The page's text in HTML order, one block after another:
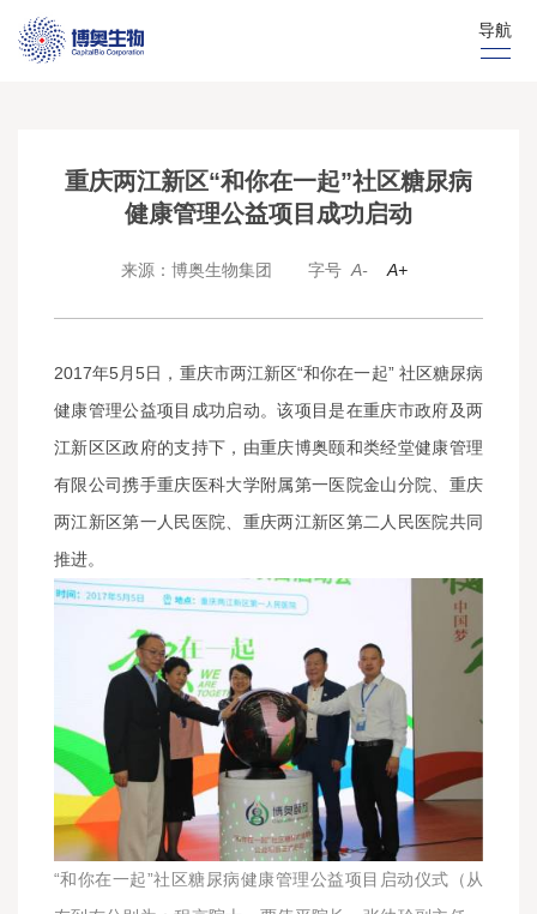
导航
重庆两江新区“和你在一起”社区糖尿病
健康管理公益项目成功启动
来源：博奥生物集团 字号 A- A+
2017年5月5日，重庆市两江新区“和你在一起” 社区糖尿病
健康管理公益项目成功启动。该项目是在重庆市政府及两
江新区区政府的支持下，由重庆博奥颐和类经堂健康管理
有限公司携手重庆医科大学附属第一医院金山分院、重庆
两江新区第一人民医院、重庆两江新区第二人民医院共同
推进。
“和你在一起”社区糖尿病健康管理公益项目启动仪式（从